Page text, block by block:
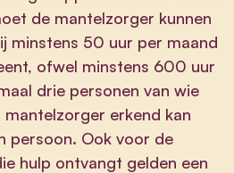
de mantelzorger kunnen
minstens 50 uur per maand
ofwel minstens 600 uur
drie personen van wie
erkend kan
persoon. Ook voor de
hulp ontvangt gelden een